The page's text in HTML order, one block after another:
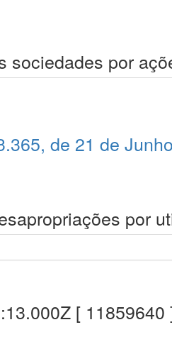
sociedades por
de 21 de
por
[ 11859640